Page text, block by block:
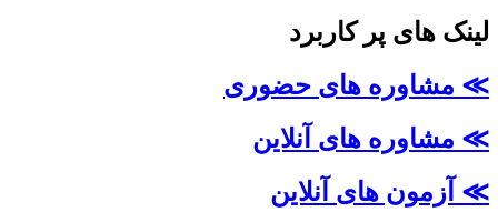
لینک های پر کاربرد
≫ مشاوره های حضوری
≫ مشاوره های آنلاین
≫ آزمون های آنلاین